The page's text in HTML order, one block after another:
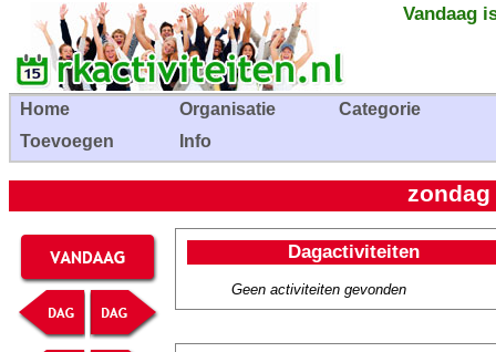
Vandaag
Home Organisatie
Categorie
Toevoegen
Info
zondag
Dagactiviteiten
Geen activiteiten gevonden